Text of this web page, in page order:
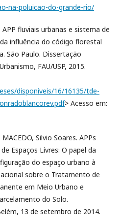
na-poluicao-do-grande-rio/
fluviais urbanas e sistema de
influência do código florestal
São Paulo. Dissertação
FAU/USP, 2015.
disponiveis/16/16135/tde-
> Acesso em:
Silvio Soares. APPs
Espaços Livres: O papel da
do espaço urbano à
sobre o Tratamento de
em Meio Urbano e
do Solo.
13 de setembro de 2014.